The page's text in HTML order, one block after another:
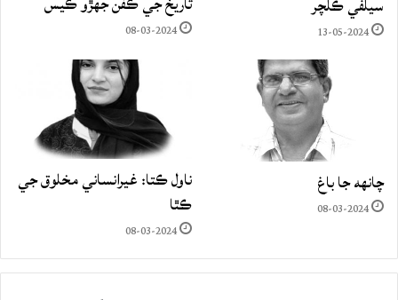
13-05-2024
08-03-2024
چانهه جا باغ
08-03-2024
ناول ڪتا: غيرانساني مخلوق جي
ڪٿا
08-03-2024